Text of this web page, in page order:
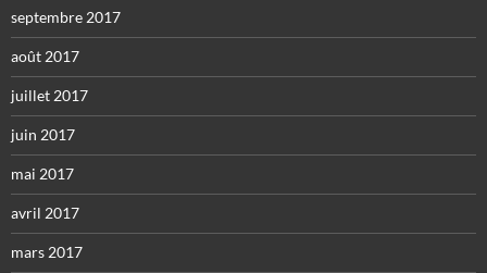
septembre 2017
août 2017
juillet 2017
juin 2017
mai 2017
avril 2017
mars 2017